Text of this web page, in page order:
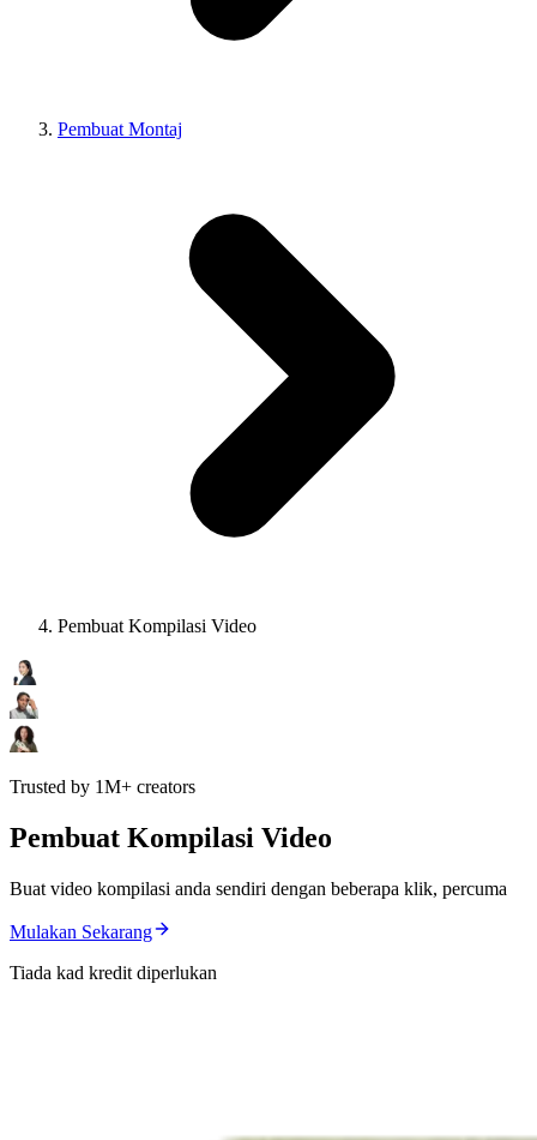
Pembuat Montaj
Pembuat Kompilasi Video
Trusted by 1M+ creators
Pembuat Kompilasi Video
Buat video kompilasi anda sendiri dengan beberapa klik, percuma
Mulakan Sekarang
Tiada kad kredit diperlukan